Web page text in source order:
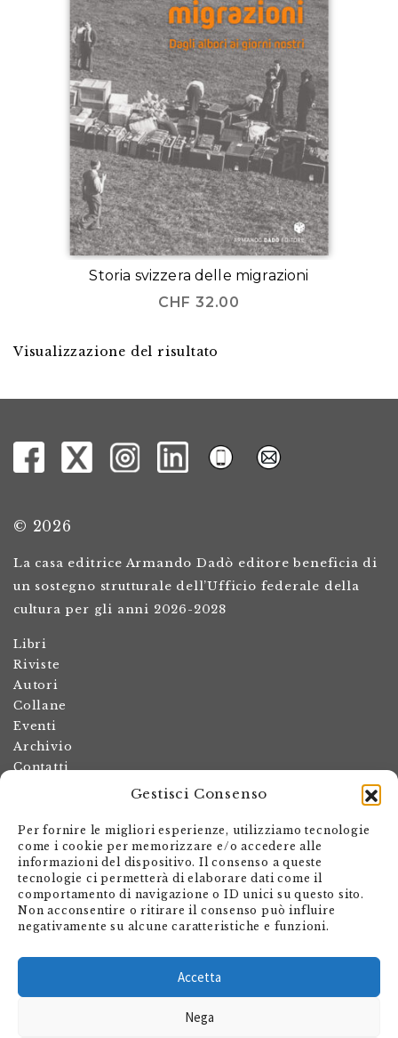
Gestisci Consenso
Per fornire le migliori esperienze, utilizziamo tecnologie
come i cookie per memorizzare e/o accedere alle
informazioni del dispositivo. Il consenso a queste
tecnologie ci permetterà di elaborare dati come il
comportamento di navigazione o ID unici su questo sito.
Non acconsentire o ritirare il consenso può influire
negativamente su alcune caratteristiche e funzioni.
Accetta
Nega
Storia svizzera delle migrazioni
CHF 32.00
Visualizzazione del risultato
© 2026
La casa editrice Armando Dadò editore beneficia di
un sostegno strutturale dell’Ufficio federale della
cultura per gli anni 2026-2028
Libri
Riviste
Autori
Collane
Eventi
Archivio
Contatti
Termini e condizioni
Spese di spedizione
Politica dei resi
Informativa sulla privacy
Il mio account
Carrello
Via Giovanni Antonio Orelli 29
Casella postale 563